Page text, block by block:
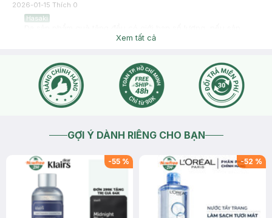
2026-01-15 Thích 0
Hasaki
phẩm còn số lượng áp dụng quà tặng thì hệ thống sẽ tự add
dụng ạ
2026-01-15Thích
Xem tất cả
GỢI Ý DÀNH RIÊNG CHO BẠN
-55 % -52 %